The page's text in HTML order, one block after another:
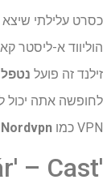
כסרט עלילתי שיצא
הוליווד א-ליסטר
זילנד זה פועל
VPN כמו
Nordvpn
'Tár' – Cast